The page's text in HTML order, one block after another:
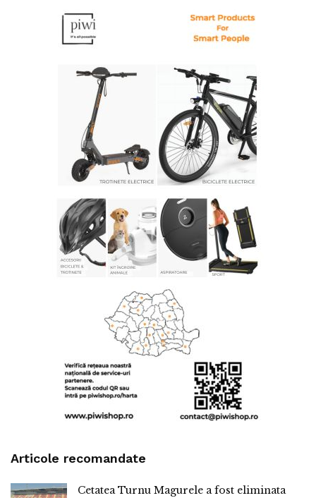
Articole recomandate
Cetatea Turnu Magurele a fost eliminata